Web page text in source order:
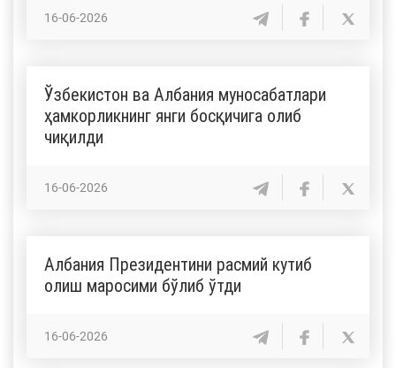
16-06-2026
Ўзбекистон ва Албания муносабатлари
ҳамкорликнинг янги босқичига олиб
чиқилди
16-06-2026
Албания Президентини расмий кутиб
олиш маросими бўлиб ўтди
16-06-2026